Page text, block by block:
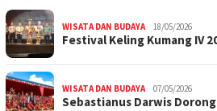
WISATA DAN BUDAYA 18/05/2026
Festival Keling Kumang IV
WISATA DAN BUDAYA 07/05/2026
Sebastianus Darwis